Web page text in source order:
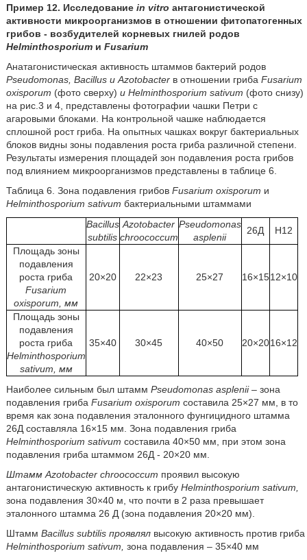
Пример 12. Исследование in vitro антагонистической
активности микроорганизмов в отношении фитопатогенных
грибов - возбудителей корневых гнилей родов
Helminthosporium и Fusarium
Анатагонистическая активность штаммов бактерий родов
Pseudomonas, Bacillus и Azotobacter в отношении гриба Fusarium
oxisporum (фото сверху) и Helminthosporium sativum (фото снизу)
на рис.3 и 4, представлены фотографии чашки Петри с
агаровыми блоками. На контрольной чашке наблюдается
сплошной рост гриба. На опытных чашках вокруг бактериальных
блоков видны зоны подавления роста гриба различной степени.
Результаты измерения площадей зон подавления роста грибов
под влиянием микроорганизмов представлены в таблице 6.
Таблица 6. Зона подавления грибов Fusarium oxisporum и
Helminthosporium sativum бактериальными штаммами
Bacillus
subtilis
Azotobacter
chroococcum
Pseudomonas
asplenii
26Д
H12
Площадь зоны
подавления
роста гриба
Fusarium
oxisporum, мм
20×20 22×23 25×27 16×1512×10
Площадь зоны
подавления
роста гриба
Helminthosporium
sativum, мм
35×40 30×45 40×50 20×2016×12
Наиболее сильным был штамм Pseudomonas asplenii– зона
подавления гриба Fusarium oxisporum составила 25×27 мм, в то
время как зона подавления эталонного фунгицидного штамма
26Д составляла 16×15 мм. Зона подавления гриба
Helminthosporium sativum составила 40×50 мм, при этом зона
подавления гриба штаммом 26Д - 20×20 мм.
Штамм Azotobacter chroococcum проявил высокую
антагонистическую активность к грибу Helminthosporium sativum,
зона подавления 30×40 м, что почти в 2 раза превышает
эталонного штамма 26 Д (зона подавления 20×20 мм).
Штамм Bacillus subtilis проявлял высокую активность против гриба
Helminthosporium sativum, зона подавления – 35×40 мм